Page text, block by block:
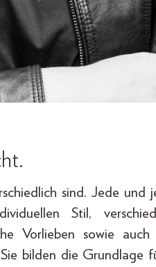
sind. Jede und
Stil,
Vorlieben sowie
bilden die Grundlage